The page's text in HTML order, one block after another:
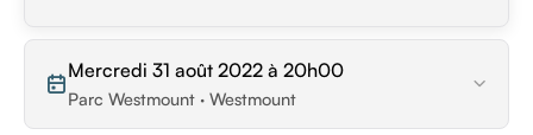
Mercredi 31 août 2022 à 20h00
Parc Westmount · Westmount